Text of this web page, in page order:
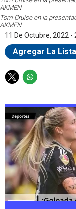
AKMEN
Tom Cruise en la
AKMEN
11 De Octubre, 2022 -
Agregar La
T
i
t
t
e
r
W
a
t
s
a
p
p